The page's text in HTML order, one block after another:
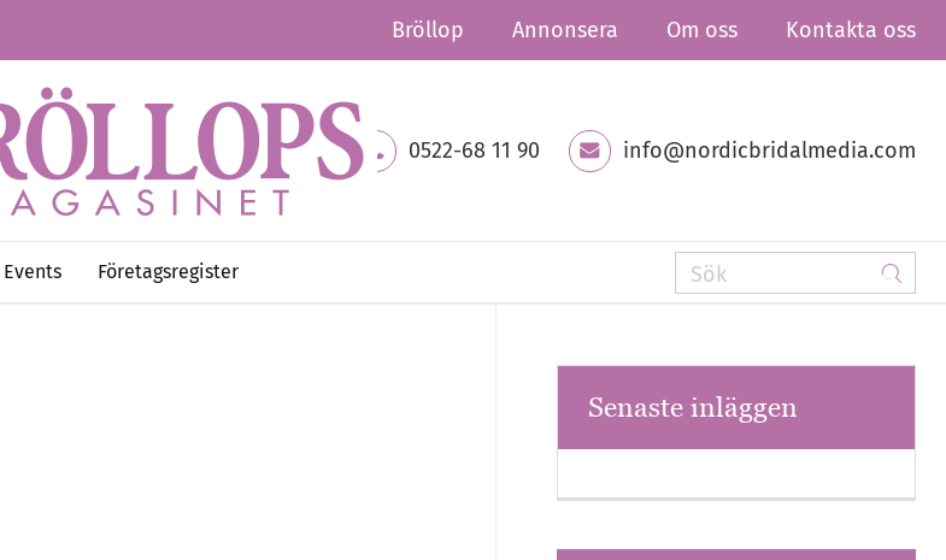
Bröllop Annonsera Om oss Kontakta oss
0522-68 11 90 info@nordicbridalmedia.com
Företagsregister
Senaste inläggen